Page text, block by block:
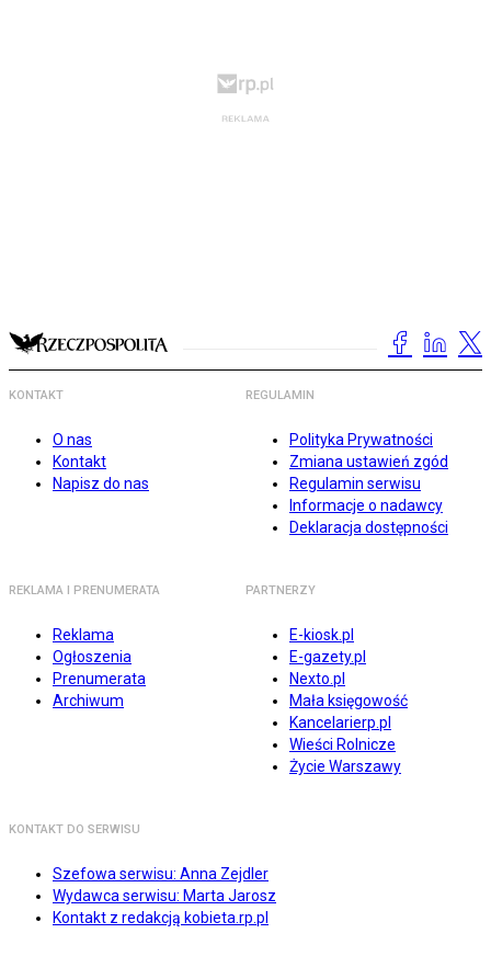
KONTAKT
O nas
Kontakt
Napisz do nas
REGULAMIN
Polityka Prywatności
Zmiana ustawień zgód
Regulamin serwisu
Informacje o nadawcy
Deklaracja dostępności
REKLAMA I PRENUMERATA
Reklama
Ogłoszenia
Prenumerata
Archiwum
PARTNERZY
E-kiosk.pl
E-gazety.pl
Nexto.pl
Mała księgowość
Kancelarierp.pl
Wieści Rolnicze
Życie Warszawy
KONTAKT DO SERWISU
Szefowa serwisu: Anna Zejdler
Wydawca serwisu: Marta Jarosz
Kontakt z redakcją kobieta.rp.pl